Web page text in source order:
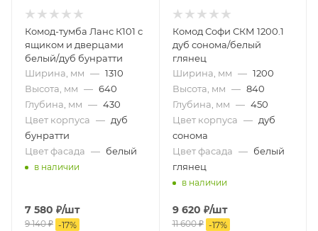
Комод-тумба Ланс К101 с
ящиком и дверцами
белый/дуб бунратти
Ширина, мм — 1310
Высота, мм — 640
Глубина, мм — 430
Цвет корпуса — дуб
бунратти
Цвет фасада — белый
в наличии
7 580 ₽/шт
9 140₽ -17%
Комод Софи СКМ 1200.1
дуб сонома/белый
глянец
Ширина, мм — 1200
Высота, мм — 840
Глубина, мм — 450
Цвет корпуса — дуб
сонома
Цвет фасада — белый
глянец
в наличии
9 620 ₽/шт
11 600₽ -17%